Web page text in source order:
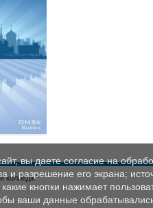
колледж"
вы даете согласие на
и разрешение его экрана;
кнопки нажимает
ваши данные